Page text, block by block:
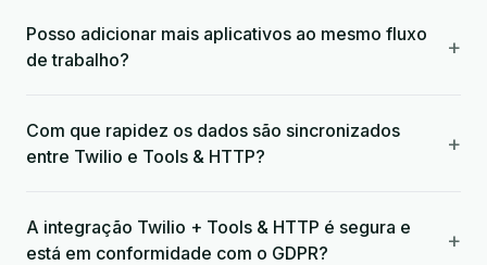
Posso adicionar mais aplicativos ao mesmo fluxo
de trabalho?
+
Com que rapidez os dados são sincronizados
entre Twilio e Tools & HTTP?
+
A integração Twilio + Tools & HTTP é segura e
está em conformidade com o GDPR?
+